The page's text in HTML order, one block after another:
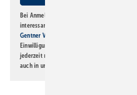
Bei Anmeldung zu diesem Newsletter bin ich
interessante Verlags- und Online-Angebote
Gentner Verlag GmbH & Co. KG
Einwilligung kann ich jederzeit widerrufen
jederzeit möglich. Informationen zum
auch in unserer